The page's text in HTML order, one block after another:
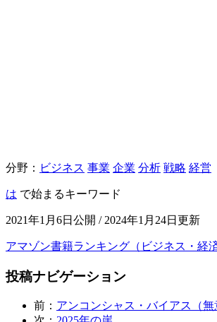
分野： ビジネス 事業 企業 分析 戦略 経営
は で始まるキーワード
2021年1月6日公開 / 2024年1月24日更新
アマゾン書籍ランキング（ビジネス・経
投稿ナビゲーション
前： アンコンシャス・バイアス（無